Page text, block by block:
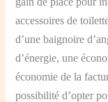
accessoires de
d’une baignoire
d’énergie, une
économie de la
possibilité d’opter